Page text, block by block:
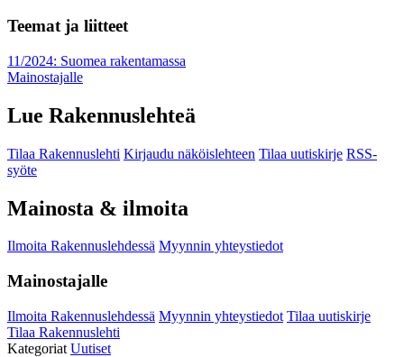
Teemat ja liitteet
11/2024: Suomea rakentamassa
Mainostajalle
Lue Rakennuslehteä
Tilaa Rakennuslehti Kirjaudu näköislehteen Tilaa uutiskirje RSS-
syöte
Mainosta & ilmoita
Ilmoita Rakennuslehdessä Myynnin yhteystiedot
Mainostajalle
Ilmoita Rakennuslehdessä Myynnin yhteystiedot Tilaa uutiskirje
Tilaa Rakennuslehti
Kategoriat Uutiset